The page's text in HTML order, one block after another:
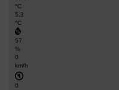
°C
5.3
°C
57
%
0
km/h
0